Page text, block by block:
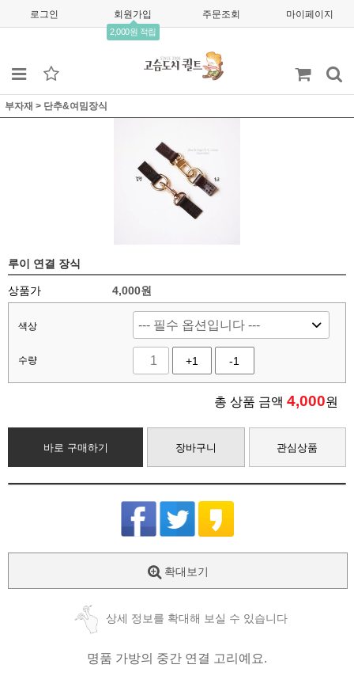
로그인 회원가입
2,000원 적립
주문조회 마이페이지
부자재 > 단추&여밈장식
루이 연결 장식
상품가 4,000원
색상
수량 +1 -1
총 상품 금액 4,000원
바로 구매하기 장바구니 관심상품
확대보기
상세 정보를 확대해 보실 수 있습니다
명품 가방의 중간 연결 고리예요.